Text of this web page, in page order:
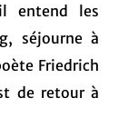
entend les
séjourne à
Friedrich
de retour à